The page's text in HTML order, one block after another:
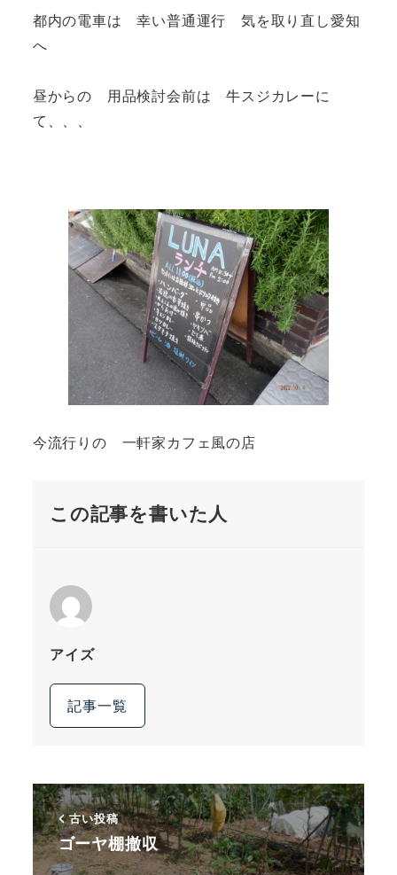
都内の電車は 幸い普通運行 気を取り直し愛知
へ
昼からの 用品検討会前は 牛スジカレーに
て、、、
今流行りの 一軒家カフェ風の店
この記事を書いた人
アイズ
記事一覧
古い投稿
ゴーヤ棚撤収